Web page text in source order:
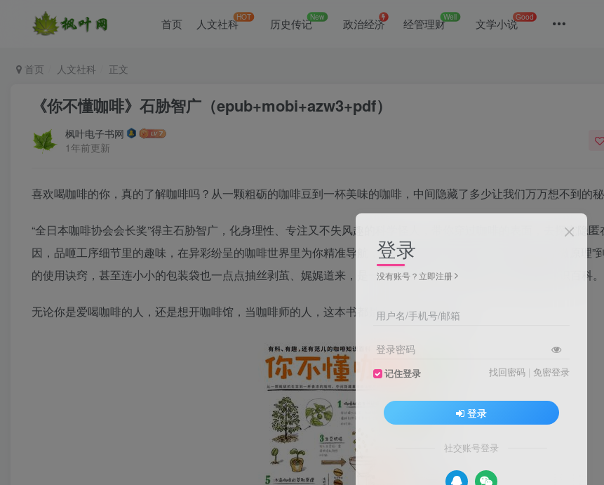
首页 人文社科HOT 历史传记New 政治经济 经管理财Well 文学小说Good
首页 人文社科 正文
《你不懂咖啡》石胁智广（epub+mobi+azw3+pdf）
枫叶电子书网
1年前更新
喜欢喝咖啡的你，真的了解咖啡吗？从一颗粗砺的咖啡豆到一杯美味的咖啡，中间隐藏了多少让我们万万想不到的
“全日本咖啡协会会长奖”得主石胁智广，化身理性、专注又不失风趣的科学怪人，带你穿过咖啡的表面，去探究隐
因，品咂工序细节里的趣味，在异彩纷呈的咖啡世界里为你精准导航，从产地品种的“冷知识”、烘焙萃取的“微原理”
的使用诀窍，甚至连小小的包装袋也一点点抽丝剥茧、娓娓道来，是一本真正有料、有趣还有范儿的咖啡知识百科。
无论你是爱喝咖啡的人，还是想开咖啡馆，当咖啡师的人，这本书都是必读的入门首选！
登录
没有账号？立即注册
用户名/手机号/邮箱
登录密码
记住登录 找回密码 | 免密登录
登录
社交账号登录